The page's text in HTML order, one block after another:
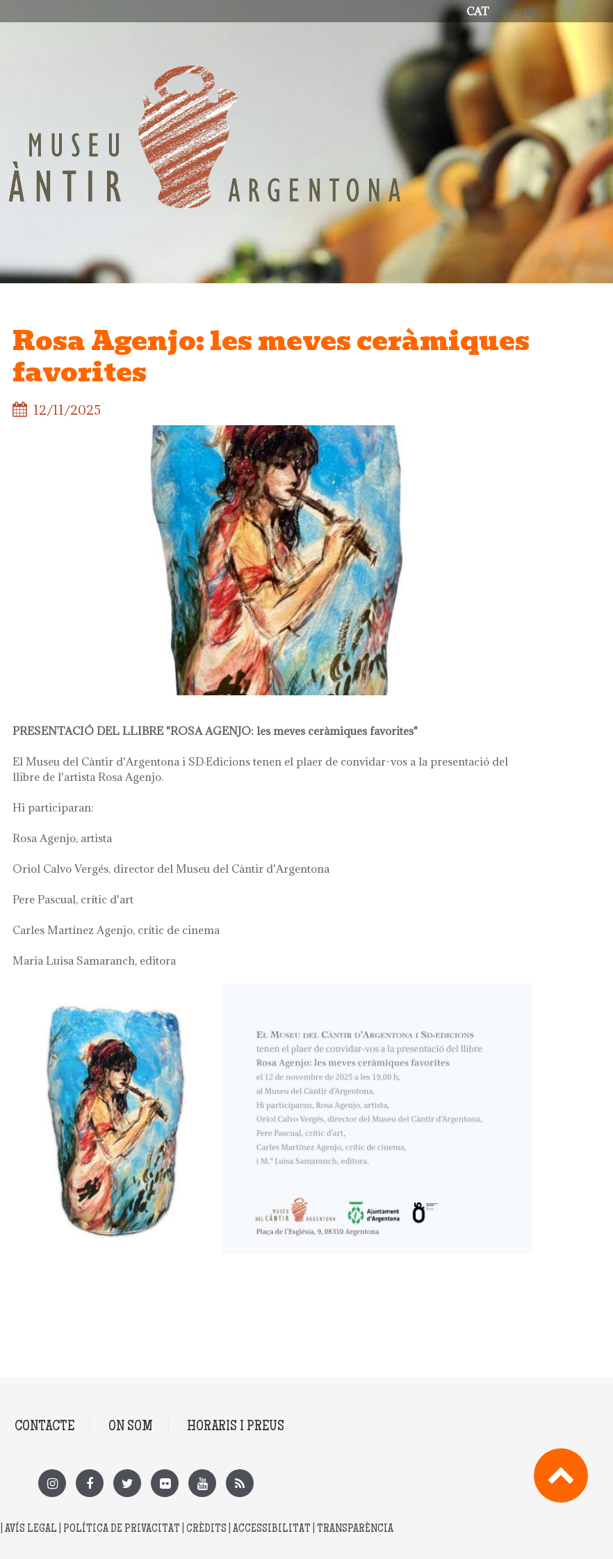
eng
esp
CAT
Rosa Agenjo: les meves ceràmiques
favorites
12/11/2025
PRESENTACIÓ DEL LLIBRE "ROSA AGENJO: les meves ceràmiques favorites"
El Museu del Càntir d'Argentona i SD·Edicions tenen el plaer de convidar-vos a la presentació del
llibre de l'artista Rosa Agenjo.
Hi participaran:
Rosa Agenjo, artista
Oriol Calvo Vergés, director del Museu del Càntir d'Argentona
Pere Pascual, crític d'art
Carles Martínez Agenjo, crític de cinema
Maria Luisa Samaranch, editora
CONTACTE ON SOM HORARIS I PREUS
AVÍS LEGAL POLÍTICA DE PRIVACITAT CRÈDITS ACCESSIBILITAT TRANSPARÈNCIA